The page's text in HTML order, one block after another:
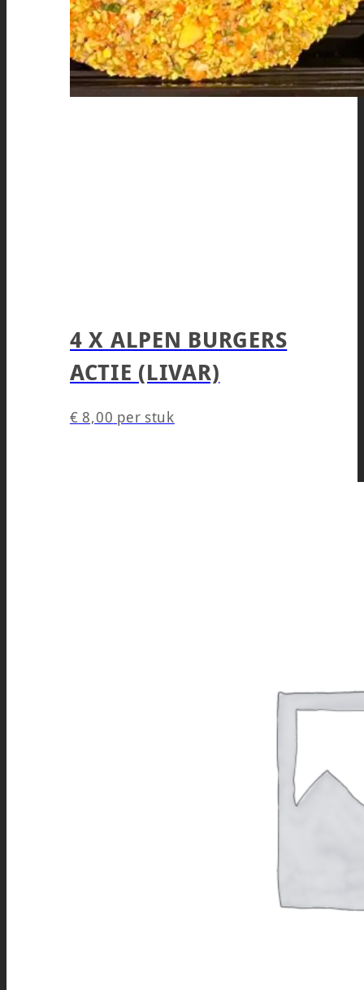
4 X ALPEN BURGERS
ACTIE (LIVAR)
€ 8,00 per stuk